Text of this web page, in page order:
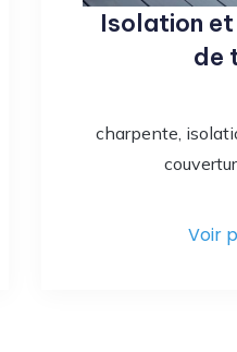
Isolation
de
charpente,
Voir